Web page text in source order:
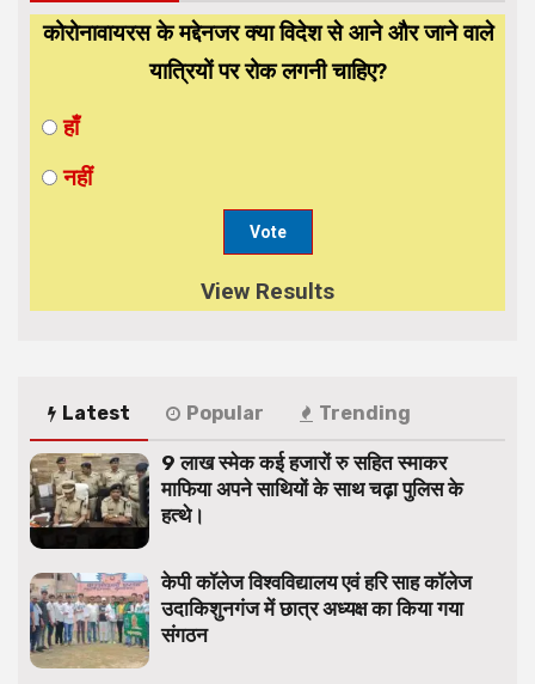
कोरोनावायरस के मद्देनजर क्या विदेश से आने और जाने वाले
यात्रियों पर रोक लगनी चाहिए?
हाँ
नहीं
View Results
Latest Popular Trending
9 लाख स्मेक कई हजारों रु सहित स्माकर
माफिया अपने साथियों के साथ चढ़ा पुलिस के
हत्थे।
केपी कॉलेज विश्वविद्यालय एवं हरि साह कॉलेज
उदाकिशुनगंज में छात्र अध्यक्ष का किया गया
संगठन